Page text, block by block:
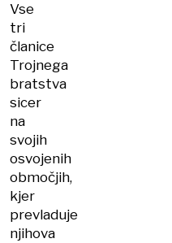
Vse
tri
članice
Trojnega
bratstva
sicer
na
svojih
osvojenih
območjih,
kjer
prevladuje
njihova